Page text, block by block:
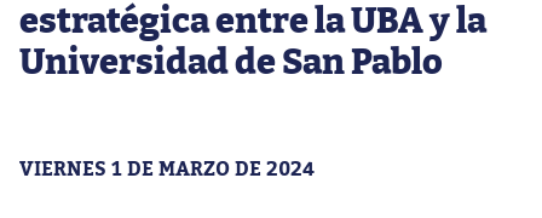
estratégica entre la UBA y la
Universidad de San Pablo
VIERNES 1 DE MARZO DE 2024